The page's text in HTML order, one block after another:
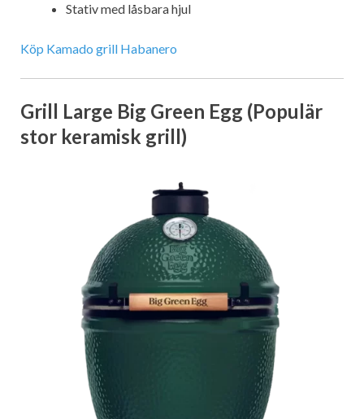
Stativ med låsbara hjul
Köp Kamado grill Habanero
Grill Large Big Green Egg (Populär
stor keramisk grill)